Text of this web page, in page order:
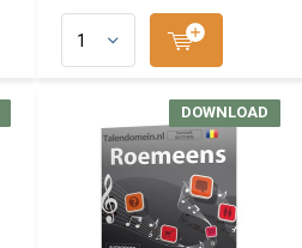
DOWNLOAD
DOWNLOAD